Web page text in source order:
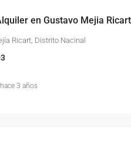
en Gustavo Mejia Ricart
Ricart, Distrito Nacinal
hace 3 años